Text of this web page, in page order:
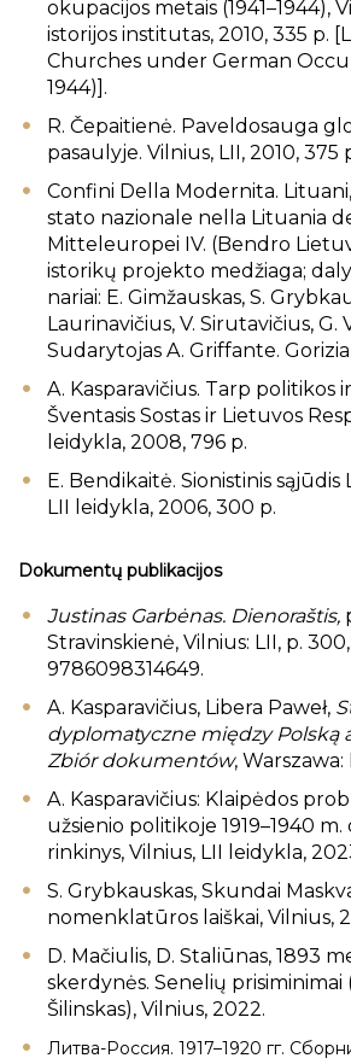
okupacijos metais (1941–1944),
istorijos institutas, 2010, 335 p.
Churches under German
1944)].
R. Čepaitienė. Paveldosauga
pasaulyje. Vilnius, LII, 2010, 375
Confini Della Modernita.
stato nazionale nella Lituania
Mitteleuropei IV. (Bendro
istorikų projekto medžiaga;
nariai: E. Gimžauskas, S.
Laurinavičius, V. Sirutavičius, G.
Sudarytojas A. Griffante. Gorizia,
A. Kasparavičius. Tarp politikos
Šventasis Sostas ir Lietuvos
leidykla, 2008, 796 p.
E. Bendikaitė. Sionistinis sąjūdis
LII leidykla, 2006, 300 p.
Dokumentų publikacijos
Justinas Garbėnas. Dienoraštis,
Stravinskienė, Vilnius: LII, p.
9786098314649.
A. Kasparavičius, Libera Paweł,
dyplomatyczne między Polską
Zbiór dokumentów, Warszawa:
A. Kasparavičius: Klaipėdos
užsienio politikoje 1919–1940
rinkinys, Vilnius, LII leidykla,
S. Grybkauskas, Skundai
nomenklatūros laiškai, Vilnius,
D. Mačiulis, D. Staliūnas, 1893
skerdynės. Senelių prisiminimai
Šilinskas), Vilnius, 2022.
Литва-Россия. 1917–1920 гг.